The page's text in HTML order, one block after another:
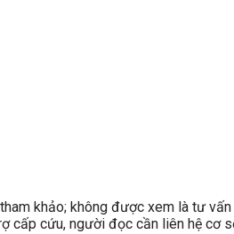
khảo; không được xem là tư
cấp cứu, người đọc cần liên hệ cơ